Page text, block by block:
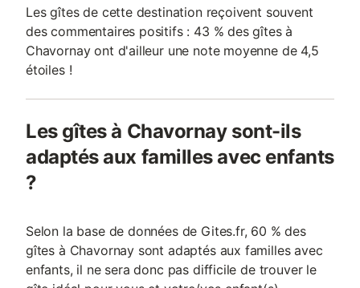
Les gîtes de cette destination reçoivent souvent
des commentaires positifs : 43 % des gîtes à
Chavornay ont d'ailleur une note moyenne de 4,5
étoiles !
Les gîtes à Chavornay sont-ils
adaptés aux familles avec enfants
?
Selon la base de données de Gites.fr, 60 % des
gîtes à Chavornay sont adaptés aux familles avec
enfants, il ne sera donc pas difficile de trouver le